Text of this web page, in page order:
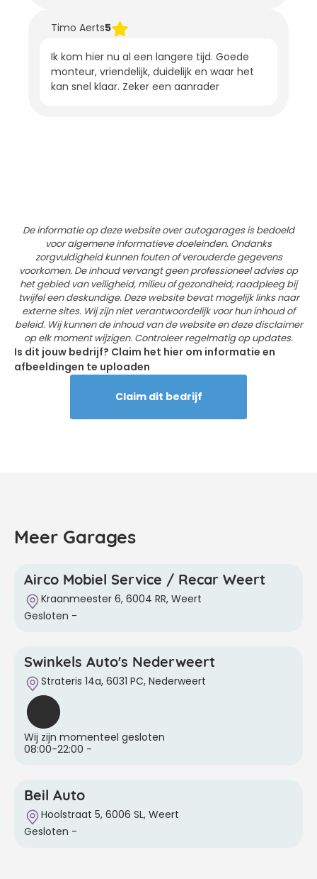
Timo Aerts5
Ik kom hier nu al een langere tijd. Goede
monteur, vriendelijk, duidelijk en waar het
kan snel klaar. Zeker een aanrader
De informatie op deze website over autogarages is bedoeld
voor algemene informatieve doeleinden. Ondanks
zorgvuldigheid kunnen fouten of verouderde gegevens
voorkomen. De inhoud vervangt geen professioneel advies op
het gebied van veiligheid, milieu of gezondheid; raadpleeg bij
twijfel een deskundige. Deze website bevat mogelijk links naar
externe sites. Wij zijn niet verantwoordelijk voor hun inhoud of
beleid. Wij kunnen de inhoud van de website en deze disclaimer
op elk moment wijzigen. Controleer regelmatig op updates.
Is dit jouw bedrijf? Claim het hier om informatie en
afbeeldingen te uploaden
Claim dit bedrijf
Meer Garages
Airco Mobiel Service / Recar Weert
Kraanmeester 6, 6004 RR, Weert
Gesloten -
Swinkels Auto's Nederweert
Strateris 14a, 6031 PC, Nederweert
Wij zijn momenteel gesloten
08:00-22:00 -
Beil Auto
Hoolstraat 5, 6006 SL, Weert
Gesloten -